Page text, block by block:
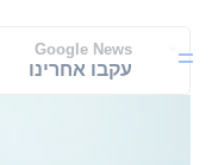
Google News
עקבו אחרינו